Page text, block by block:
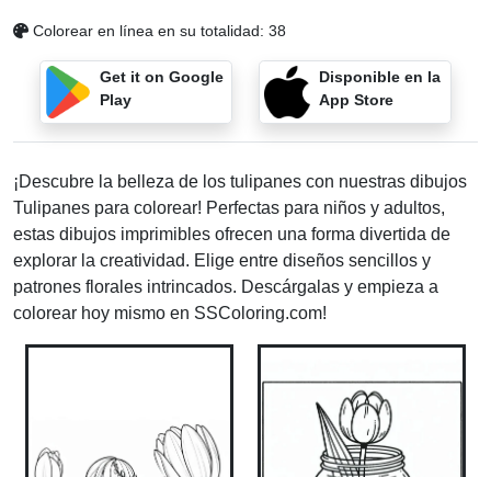
Colorear en línea en su totalidad: 38
Get it on Google
Play
Disponible en la
App Store
¡Descubre la belleza de los tulipanes con nuestras dibujos
Tulipanes para colorear! Perfectas para niños y adultos,
estas dibujos imprimibles ofrecen una forma divertida de
explorar la creatividad. Elige entre diseños sencillos y
patrones florales intrincados. Descárgalas y empieza a
colorear hoy mismo en SSColoring.com!